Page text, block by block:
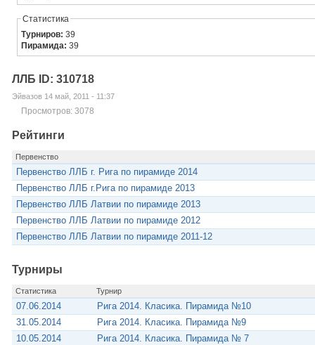
Статистика
Турниров:39
Пирамида:39
ЛЛБ ID: 310718
Эйвазов 14 май, 2011 - 11:37
Просмотров: 3078
Рейтинги
Первенство
Первенство ЛЛБ г. Рига по пирамиде 2014
Первенство ЛЛБ г.Рига по пирамиде 2013
Первенство ЛЛБ Латвии по пирамиде 2013
Первенство ЛЛБ Латвии по пирамиде 2012
Первенство ЛЛБ Латвии по пирамиде 2011-12
Турниры
Статистика Турнир
07.06.2014
Рига 2014. Класика. Пирамида №10
31.05.2014
Рига 2014. Класика. Пирамида №9
10.05.2014
Рига 2014. Класика. Пирамида № 7